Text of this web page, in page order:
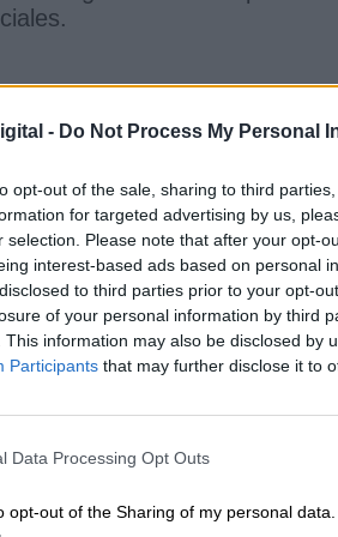
- Do Not Process My Personal
opt-out of the sale, sharing to third
for targeted advertising by us,
selection. Please note that after your opt-
interest-based ads based on personal
to third parties prior to your opt-
of your personal information by third
This information may also be disclosed by
Participants that may further disclose it to
Data Processing Opt Outs
opt-out of the Sharing of my personal data.
protagonistas esrecortar el
luego que puede Musk
dando de baja
pues en numerosas
el número de
por los
reducción de empleo
estas protecciones es
‘reducciones de
es la referencia a que